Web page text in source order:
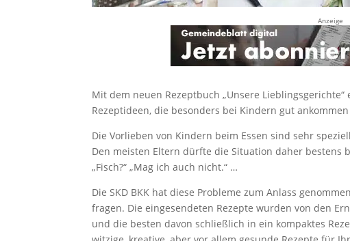
Anzeige
Mit dem neuen Rezeptbuch „Unsere
Rezeptideen, die besonders bei Kindern gut
Die Vorlieben von Kindern beim Essen sind sehr
Den meisten Eltern dürfte die Situation daher bestens
„Fisch?“ „Mag ich auch nicht.“ …
Die SKD BKK hat diese Probleme zum Anlass
fragen. Die eingesendeten Rezepte wurden von den
und die besten davon schließlich in ein kompaktes